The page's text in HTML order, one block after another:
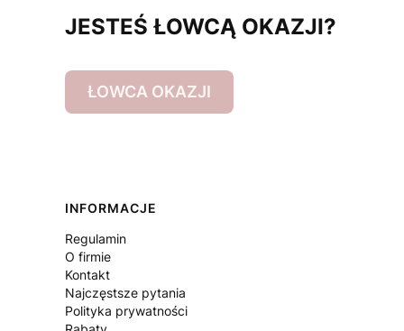
JESTEŚ ŁOWCĄ OKAZJI?
ŁOWCA OKAZJI
Linki w stopce
INFORMACJE
Regulamin
O firmie
Kontakt
Najczęstsze pytania
Polityka prywatności